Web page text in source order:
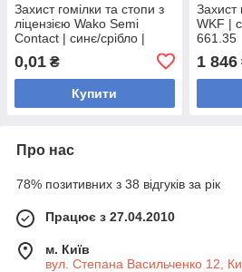
Захист гомілки та стопи з
ліцензією Wako Semi
Contact | синє/срібло |
0,01 ₴
Купити
Захист
WKF |
661.35
1 846
Про нас
78% позитивних з 38 відгуків за рік
Працює з 27.04.2010
м. Київ
вул. Степана Васильченко 12,